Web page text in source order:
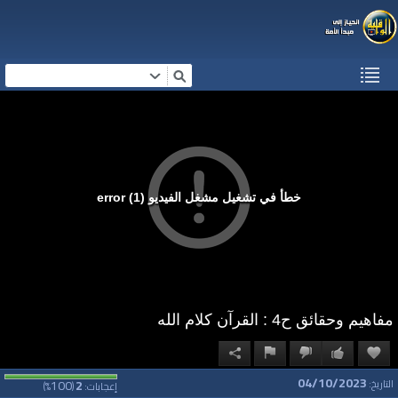
خطأ في تشغيل مشغل الفيديو (1) error
مفاهيم وحقائق ح4 : القرآن كلام الله
إعجابات:2
(
100
%) التاريخ: 04/10/2023